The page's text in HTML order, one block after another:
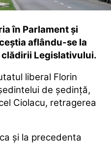
în Parlament și
aflându-se la
Legislativului.
liberal Florin
de şedinţă,
Ciolacu, retragerea
şi la precedenta